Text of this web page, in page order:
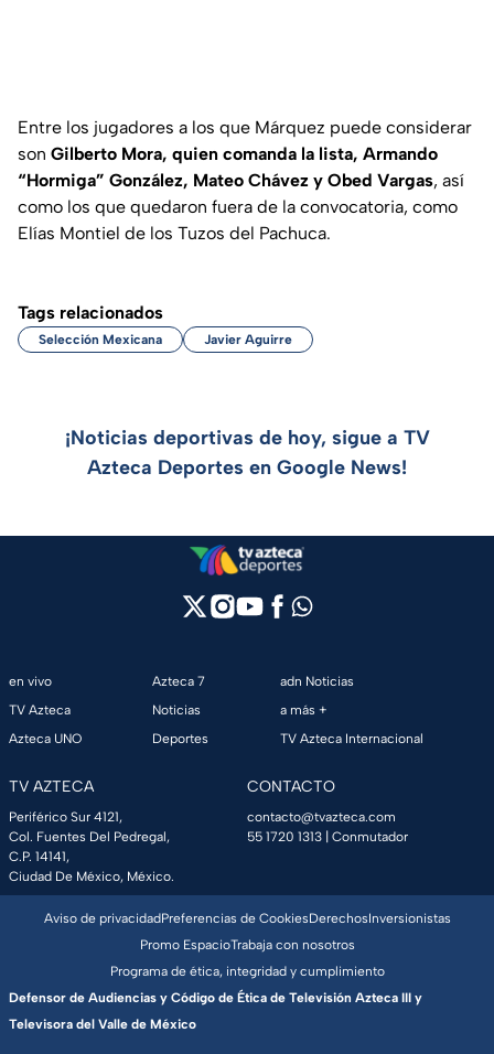
Entre los jugadores a los que Márquez puede considerar
son Gilberto Mora, quien comanda la lista, Armando
“Hormiga” González, Mateo Chávez y Obed Vargas, así
como los que quedaron fuera de la convocatoria, como
Elías Montiel de los Tuzos del Pachuca.
Tags relacionados
Selección Mexicana Javier Aguirre
¡Noticias deportivas de hoy, sigue a TV
Azteca Deportes en Google News!
en vivo
TV Azteca
Azteca UNO
Azteca 7
Noticias
Deportes
adn Noticias
a más +
TV Azteca Internacional
TV AZTECA
Periférico Sur 4121,
Col. Fuentes Del Pedregal,
C.P. 14141,
Ciudad De México, México.
CONTACTO
contacto@tvazteca.com
55 1720 1313 | Conmutador
Aviso de privacidadPreferencias de CookiesDerechosInversionistas
Promo EspacioTrabaja con nosotros
Programa de ética, integridad y cumplimiento
Defensor de Audiencias y Código de Ética de Televisión Azteca III y
Televisora del Valle de México